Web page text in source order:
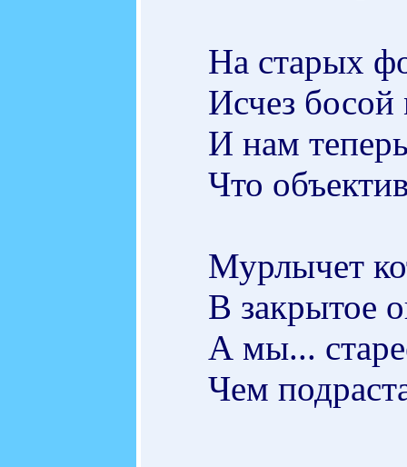
На старых
Исчез
И нам
Что
Мурлычет
В закрытое
А мы...
Чем